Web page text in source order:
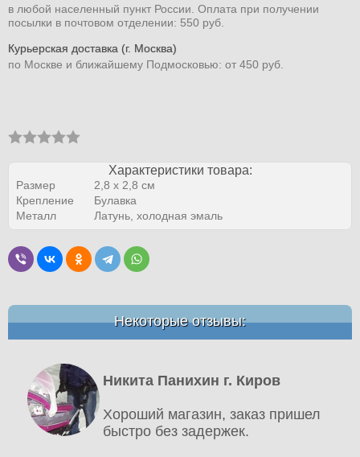
в любой населенный пункт России. Оплата при получении
посылки в почтовом отделении: 550 руб.
Курьерская доставка (г. Москва)
по Москве и ближайшему Подмосковью: от 450 руб.
Характеристики товара:
Размер
2,8 x 2,8 см
Крепление
Булавка
Металл
Латунь, холодная эмаль
Некоторые отзывы:
Никита Панихин г. Киров
Хороший магазин, заказ пришел
быстро без задержек.